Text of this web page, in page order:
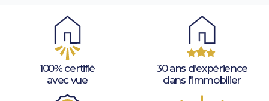
100% certifié
avec vue
30 ans d'expérience
dans l'immobilier